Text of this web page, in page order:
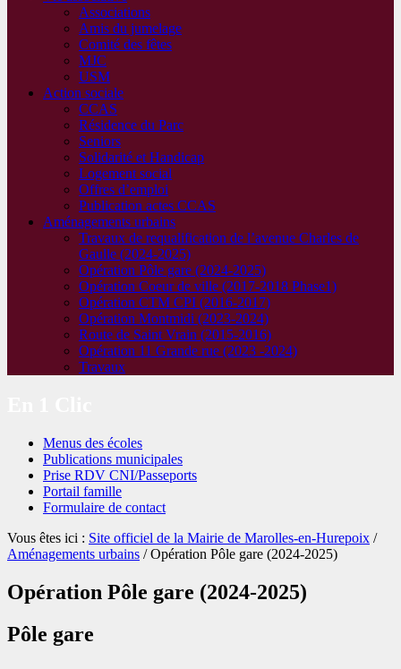
Associations
Amis du jumelage
Comité des fêtes
MJC
USM
Action sociale
CCAS
Résidence du Parc
Seniors
Solidarité et Handicap
Logement social
Offres d’emploi
Publication actes CCAS
Aménagements urbains
Travaux de requalification de l’avenue Charles de
Gaulle (2024-2025)
Opération Pôle gare (2024-2025)
Opération Coeur de ville (2017-2018 Phase1)
Opération CTM CPI (2016-2017)
Opération Montmidi (2023-2024)
Route de Saint Vrain (2015-2016)
Opération 11 Grande rue (2023 -2024)
Travaux
Menus des écoles
Publications municipales
Prise RDV CNI/Passeports
Portail famille
Formulaire de contact
Vous êtes ici : Site officiel de la Mairie de Marolles-en-Hurepoix /
Aménagements urbains / Opération Pôle gare (2024-2025)
Opération Pôle gare (2024-2025)
Pôle gare